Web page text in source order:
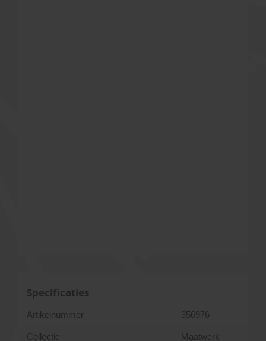
Specificaties
Artikelnummer 356976
Collectie
Maatwerk